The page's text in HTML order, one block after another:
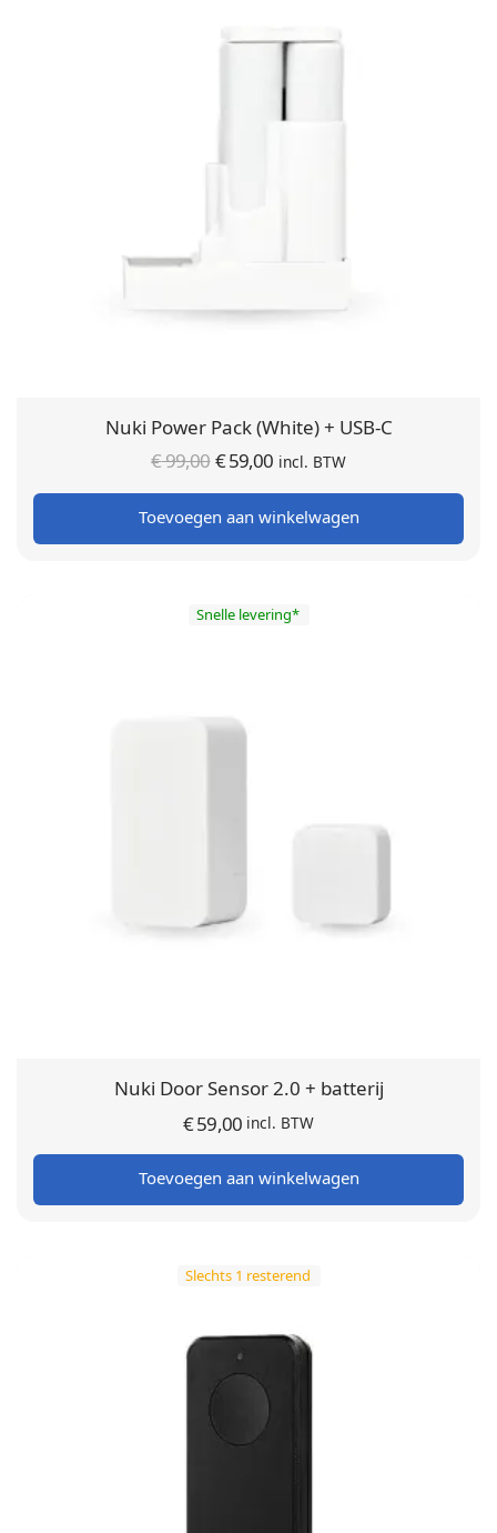
Nuki Power Pack (White) + USB-C
€99,00Oorspronkelijke
prijs was:
€ 99,00.
€59,00 Huidige
prijs is:
€ 59,00.
incl. BTW
Toevoegen aan winkelwagen
Snelle levering*
Nuki Door Sensor 2.0 + batterij
€59,00 incl. BTW
Toevoegen aan winkelwagen
Slechts 1 resterend